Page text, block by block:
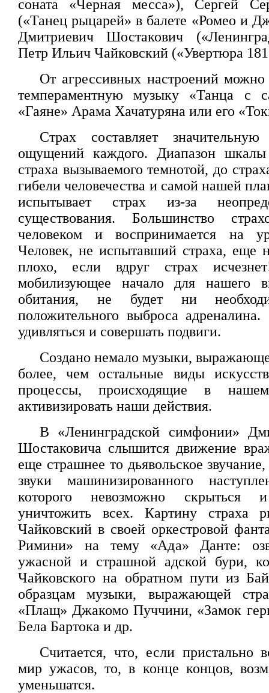
соната «Черная месса»), Сергей
(«Танец рыцарей» в балете «Ромео и
Дмитриевич Шостакович
Петр Ильич Чайковский («Увертюра
От агрессивных настроений можно
темпераментную музыку «Танца с
«Гаяне» Арама Хачатуряна или его
Страх составляет
ощущений каждого. Диапазон шкалы
страха вызываемого темнотой, до
гибели человечества и самой нашей
испытывает страх из-за
существования. Большинство
человеком и воспринимается на
Человек, не испытавший страха, еще
плохо, если вдруг страх
мобилизующее начало для нашего
обитания, не будет ни
положительного выброса
удивляться и совершать подвиги.
Создано немало музыки,
более, чем остальные виды
процессы, происходящие в
активизировать наши действия.
В «Ленинградской симфонии»
Шостаковича слышится движение
еще страшнее то дьявольское
звуки машинизированного
которого невозможно скрыться
уничтожить всех. Картину страха
Чайковский в своей оркестровой
Римини» на тему «Ада» Данте:
ужасной и страшной адской бури,
Чайковского на обратном пути из
образцам музыки, выражающей
«Плащ» Джакомо Пуччини, «Замок
Бела Бартока и др.
Считается, что, если пристально
мир ужасов, то, в конце концов,
уменьшатся.